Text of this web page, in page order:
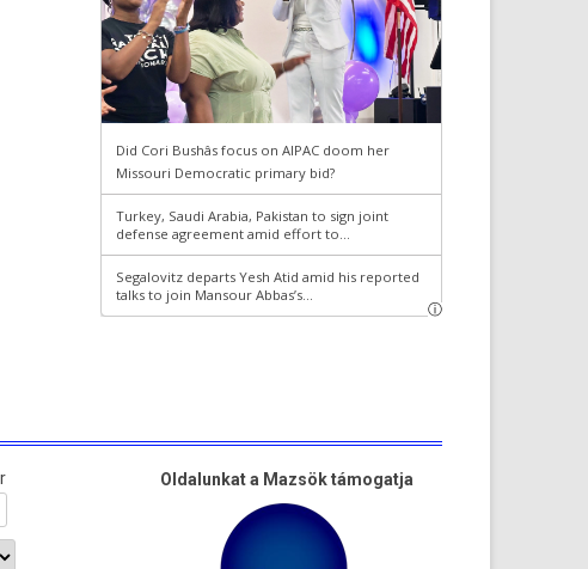
Oldalunkat a Mazsök támogatja